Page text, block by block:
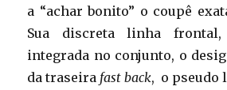
a “achar bonito” o coupê
Sua discreta linha
integrada no conjunto, o
da traseira fast back, o pseudo